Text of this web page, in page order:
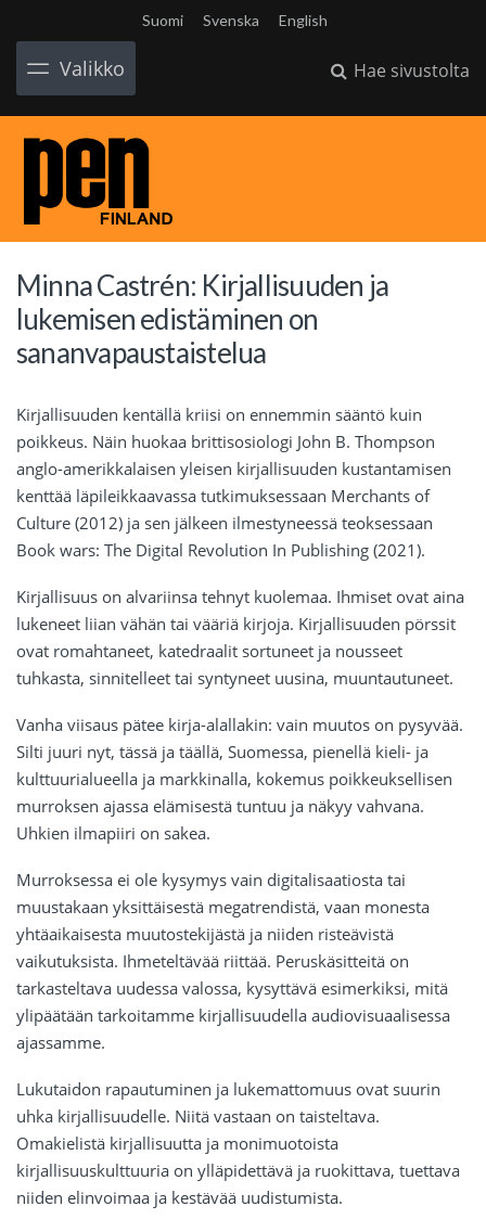
Suomi Svenska English
Valikko Hae sivustolta
Minna Castrén: Kirjallisuuden ja
lukemisen edistäminen on
sananvapaustaistelua
Kirjallisuuden kentällä kriisi on ennemmin sääntö kuin
poikkeus. Näin huokaa brittisosiologi John B. Thompson
anglo-amerikkalaisen yleisen kirjallisuuden kustantamisen
kenttää läpileikkaavassa tutkimuksessaan Merchants of
Culture (2012) ja sen jälkeen ilmestyneessä teoksessaan
Book wars: The Digital Revolution In Publishing (2021).
Kirjallisuus on alvariinsa tehnyt kuolemaa. Ihmiset ovat aina
lukeneet liian vähän tai vääriä kirjoja. Kirjallisuuden pörssit
ovat romahtaneet, katedraalit sortuneet ja nousseet
tuhkasta, sinnitelleet tai syntyneet uusina, muuntautuneet.
Vanha viisaus pätee kirja-alallakin: vain muutos on pysyvää.
Silti juuri nyt, tässä ja täällä, Suomessa, pienellä kieli- ja
kulttuurialueella ja markkinalla, kokemus poikkeuksellisen
murroksen ajassa elämisestä tuntuu ja näkyy vahvana.
Uhkien ilmapiiri on sakea.
Murroksessa ei ole kysymys vain digitalisaatiosta tai
muustakaan yksittäisestä megatrendistä, vaan monesta
yhtäaikaisesta muutostekijästä ja niiden risteävistä
vaikutuksista. Ihmeteltävää riittää. Peruskäsitteitä on
tarkasteltava uudessa valossa, kysyttävä esimerkiksi, mitä
ylipäätään tarkoitamme kirjallisuudella audiovisuaalisessa
ajassamme.
Lukutaidon rapautuminen ja lukemattomuus ovat suurin
uhka kirjallisuudelle. Niitä vastaan on taisteltava.
Omakielistä kirjallisuutta ja monimuotoista
kirjallisuuskulttuuria on ylläpidettävä ja ruokittava, tuettava
niiden elinvoimaa ja kestävää uudistumista.